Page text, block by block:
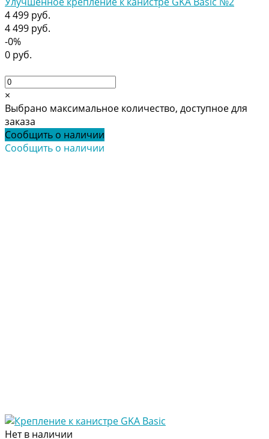
4 499 руб.
4 499 руб.
-0%
0 руб.
×
Выбрано максимальное количество, доступное для
заказа
Сообщить о наличии
Сообщить о наличии
Нет в наличии